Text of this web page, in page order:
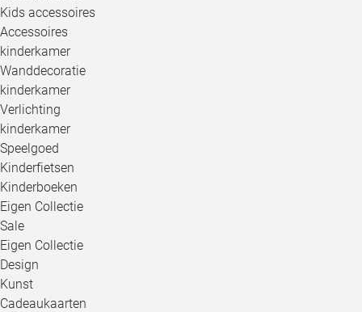
Kids accessoires
Accessoires
kinderkamer
Wanddecoratie
kinderkamer
Verlichting
kinderkamer
Speelgoed
Kinderfietsen
Kinderboeken
Eigen Collectie
Sale
Eigen Collectie
Design
Kunst
Cadeaukaarten